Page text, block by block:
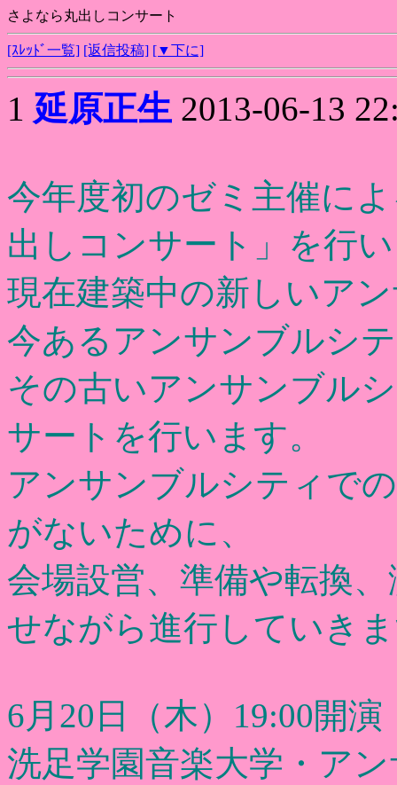
さよなら丸出しコンサート
[ｽﾚｯﾄﾞ一覧] [返信投稿] [▼下に]
1 延原正生 2013-06-13
今年度初のゼミ主催に
出しコンサート」を行
現在建築中の新しいア
今あるアンサンブルシ
その古いアンサンブル
サートを行います。
アンサンブルシティで
がないために、
会場設営、準備や転換
せながら進行していき
6月20日（木）19:00開演
洗足学園音楽大学・ア